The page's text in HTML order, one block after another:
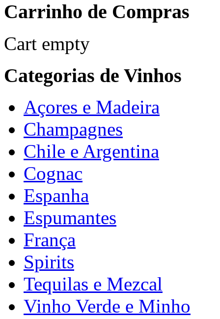
Carrinho de Compras
Cart empty
Categorias de Vinhos
Açores e Madeira
Champagnes
Chile e Argentina
Cognac
Espanha
Espumantes
França
Spirits
Tequilas e Mezcal
Vinho Verde e Minho